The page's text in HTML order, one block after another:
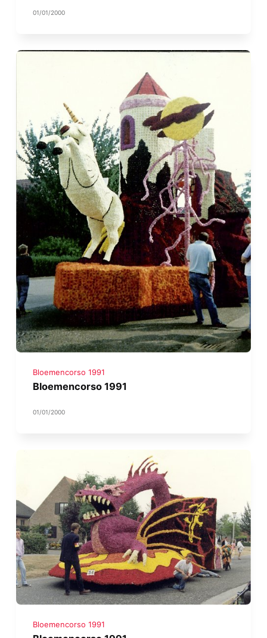
01/01/2000
Bloemencorso 1991
Bloemencorso 1991
01/01/2000
Bloemencorso 1991